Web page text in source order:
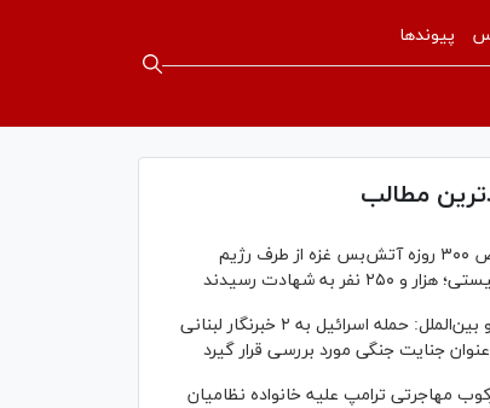
پیوندها
مطالب
نقض ۳۰۰ روزه آتش‌بس غزه از طرف رژیم
و ۲۵۰ نفر به شهادت رسیدند
عفو بین‌الملل: حمله اسرائیل به ۲ خبرنگار لبنانی
جنایت جنگی مورد بررسی قرار گیرد
مهاجرتی ترامپ علیه خانواده نظامیان